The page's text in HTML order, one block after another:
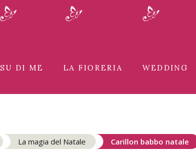
SU DI ME LA FIORERIA WEDDING
La magia del Natale Carillon babbo natale